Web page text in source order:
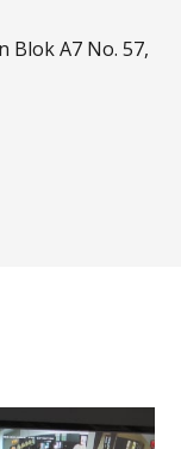
Blok A7 No. 57,